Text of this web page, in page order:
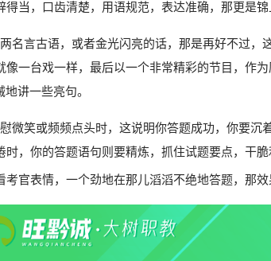
得当， 口齿清楚， 用语规范， 表达准确， 那更是锦
名言古语， 或者金光闪亮的话， 那是再好不过，
一台戏一样， 最后以一个非常精彩的节目，作
地讲一些亮句。
微笑或频频点头时， 这说明你答题成功， 你要沉
时，你的答题语句则要精炼，抓住试题要点，干
考官表情， 一个劲地在那儿滔滔不绝地答题， 那效